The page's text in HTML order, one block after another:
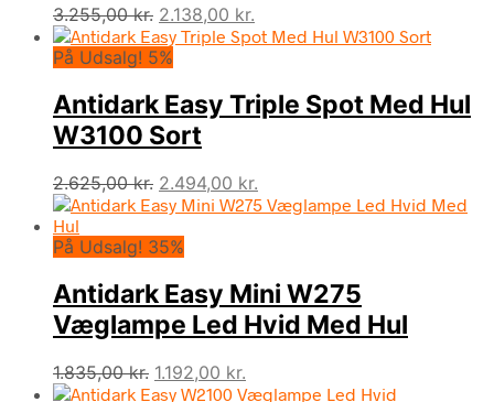
3.255,00kr. Den
oprindelige
pris
3.255,00 kr..
2.138,00 kr.
aktuelle
2.138,00 kr..
På Udsalg! 5%
Antidark Easy Triple Spot Med Hul
W3100 Sort
2.625,00kr. Den
oprindelige
var:
2.494,00 kr.
aktuelle
På Udsalg! 35%
Antidark Easy Mini W275
Væglampe Led Hvid Med Hul
1.835,00kr. Den
oprindelige
1.192,00 kr.
aktuelle